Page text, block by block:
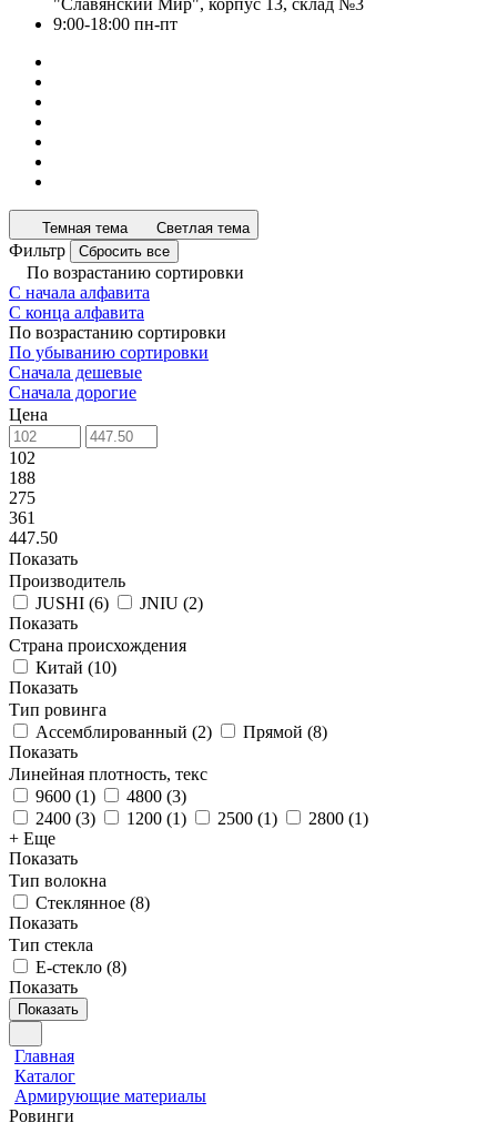
"Славянский Мир", корпус 13, склад №3
9:00-18:00 пн-пт
Темная тема Светлая тема
Фильтр Сбросить все
По возрастанию сортировки
С начала алфавита
С конца алфавита
По возрастанию сортировки
По убыванию сортировки
Сначала дешевые
Сначала дорогие
Цена
102
188
275
361
447.50
Показать
Производитель
JUSHI (6) JNIU (2)
Показать
Страна происхождения
Китай (10)
Показать
Тип ровинга
Ассемблированный (2) Прямой (8)
Показать
Линейная плотность, текс
9600 (1) 4800 (3)
2400 (3) 1200 (1) 2500 (1) 2800 (1)
+ Еще
Показать
Тип волокна
Стеклянное (8)
Показать
Тип стекла
Е-стекло (8)
Показать
Показать
Главная
Каталог
Армирующие материалы
Ровинги